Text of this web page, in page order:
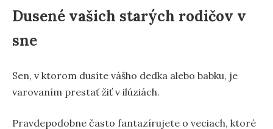
Dusené vašich starých rodičov v
sne
Sen, v ktorom dusíte vášho dedka alebo babku, je
varovaním prestať žiť v ilúziách.
Pravdepodobne často fantazírujete o veciach, ktoré